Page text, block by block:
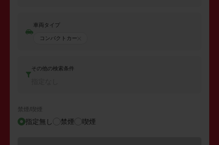
車両タイプ
コンパクトカー
その他の検索条件
禁煙/喫煙
指定無し 禁煙 喫煙